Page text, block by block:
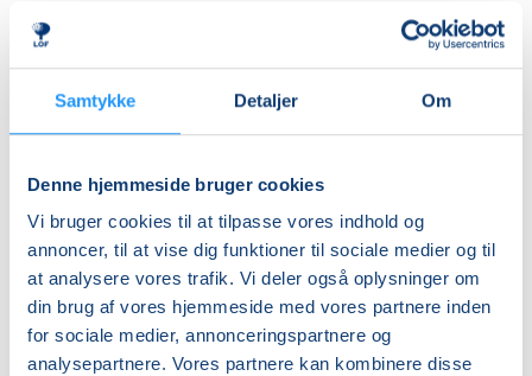
Samtykke Detaljer Om
Denne hjemmeside bruger cookies
Vi bruger cookies til at tilpasse vores indhold og
annoncer, til at vise dig funktioner til sociale medier og til
at analysere vores trafik. Vi deler også oplysninger om
din brug af vores hjemmeside med vores partnere inden
for sociale medier, annonceringspartnere og
analysepartnere. Vores partnere kan kombinere disse
Almen
Første mødegang
onsdag 19.08.2026, kl. 16.15 - 17.00
Sidste mødegang
onsdag 07.10.2026, kl. 16.15 - 17.00